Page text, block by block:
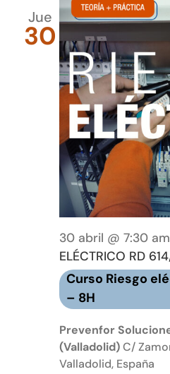
Jue
30
30 abril @ 7:30 am
ELÉCTRICO RD
Curso Riesgo
– 8H
Prevenfor
(Valladolid)C/
Valladolid, España